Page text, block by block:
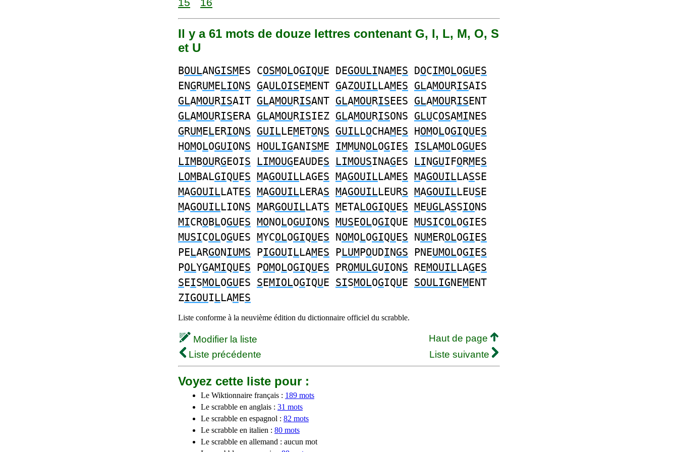
Il y a 61 mots de douze lettres contenant G, I, L, M, O, S
et U
BOULANGISMES COSMOLOGIQUE DEGOULINAMES DOCIMOLOGUES
ENGRUMELIONS GAULOISEMENT GAZOUILLAMES GLAMOURISAIS
GLAMOURISAIT GLAMOURISANT GLAMOURISEES GLAMOURISENT
GLAMOURISERA GLAMOURISIEZ GLAMOURISONS GLUCOSAMINES
GRUMELERIONS GUILLEMETONS GUILLOCHAMES HOMOLOGIQUES
HOMOLOGUIONS HOULIGANISME IMMUNOLOGIES ISLAMOLOGUES
LIMBOURGEOIS LIMOUGEAUDES LIMOUSINAGES LINGUIFORMES
LOMBALGIQUES MAGOUILLAGES MAGOUILLAMES MAGOUILLASSE
MAGOUILLATES MAGOUILLERAS MAGOUILLEURS MAGOUILLEUSE
MAGOUILLIONS MARGOUILLATS METALOGIQUES MEUGLASSIONS
MICROBLOGUES MONOLOGUIONS MUSEOLOGIQUE MUSICOLOGIES
MUSICOLOGUES MYCOLOGIQUES NOMOLOGIQUES NUMEROLOGIES
PELARGONIUMS PIGOUILLAMES PLUMPOUDINGS PNEUMOLOGIES
POLYGAMIQUES POMOLOGIQUES PROMULGUIONS REMOUILLAGES
SEISMOLOGUES SEMIOLOGIQUE SISMOLOGIQUE SOULIGNEMENT
ZIGOUILLAMES
Liste conforme à la neuvième édition du dictionnaire officiel du scrabble.
Modifier la liste
Haut de page
Liste précédente
Liste suivante
Voyez cette liste pour :
Le Wiktionnaire français : 189 mots
Le scrabble en anglais : 31 mots
Le scrabble en espagnol : 82 mots
Le scrabble en italien : 80 mots
Le scrabble en allemand : aucun mot